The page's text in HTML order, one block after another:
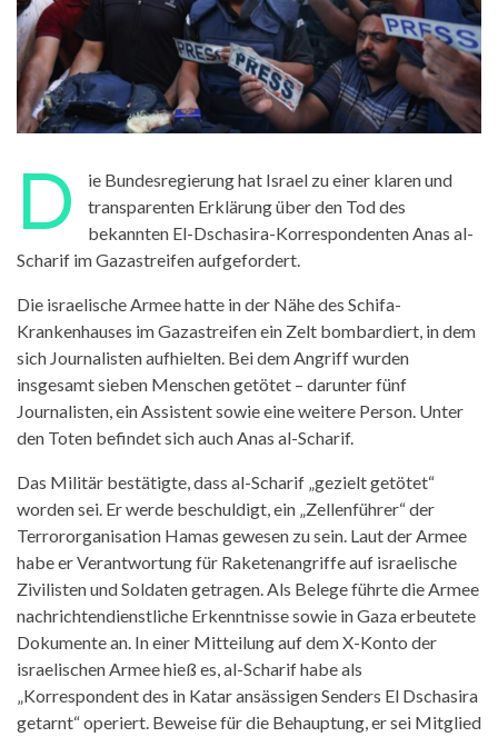
D
ie Bundesregierung hat Israel zu einer klaren und
transparenten Erklärung über den Tod des
bekannten El-Dschasira-Korrespondenten Anas al-
Scharif im Gazastreifen aufgefordert.
Die israelische Armee hatte in der Nähe des Schifa-
Krankenhauses im Gazastreifen ein Zelt bombardiert, in dem
sich Journalisten aufhielten. Bei dem Angriff wurden
insgesamt sieben Menschen getötet – darunter fünf
Journalisten, ein Assistent sowie eine weitere Person. Unter
den Toten befindet sich auch Anas al-Scharif.
Das Militär bestätigte, dass al-Scharif „gezielt getötet“
worden sei. Er werde beschuldigt, ein „Zellenführer“ der
Terrororganisation Hamas gewesen zu sein. Laut der Armee
habe er Verantwortung für Raketenangriffe auf israelische
Zivilisten und Soldaten getragen. Als Belege führte die Armee
nachrichtendienstliche Erkenntnisse sowie in Gaza erbeutete
Dokumente an. In einer Mitteilung auf dem X-Konto der
israelischen Armee hieß es, al-Scharif habe als
„Korrespondent des in Katar ansässigen Senders El Dschasira
getarnt“ operiert. Beweise für die Behauptung, er sei Mitglied